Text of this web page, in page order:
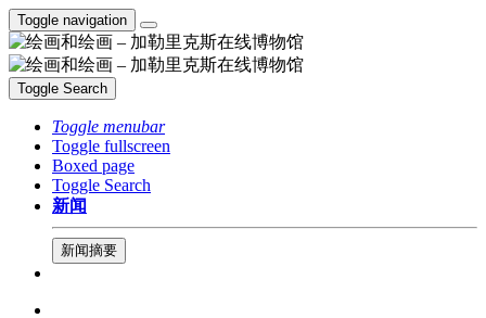
Toggle navigation
Toggle Search
Toggle menubar
Toggle fullscreen
Boxed page
Toggle Search
新闻
新闻摘要